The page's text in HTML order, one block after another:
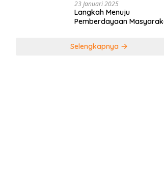
23 Januari 2025
Langkah Menuju
Pemberdayaan
Selengkapnya